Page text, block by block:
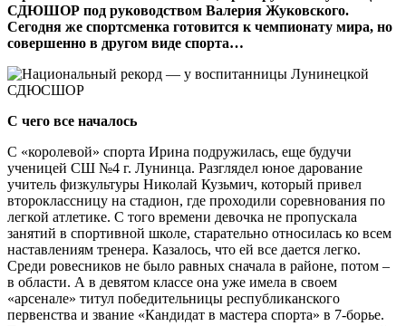
СДЮШОР под руководством Валерия Жуковского.
Сегодня же спортсменка готовится к чемпионату мира, но
совершенно в другом виде спорта…
С чего все началось
С «королевой» спорта Ирина подружилась, еще будучи
ученицей СШ №4 г. Лунинца. Разглядел юное дарование
учитель физкультуры Николай Кузьмич, который привел
второклассницу на стадион, где проходили соревнования по
легкой атлетике. С того времени девочка не пропускала
занятий в спортивной школе, старательно относилась ко всем
наставлениям тренера. Казалось, что ей все дается легко.
Среди ровесников не было равных сначала в районе, потом –
в области. А в девятом классе она уже имела в своем
«арсенале» титул победительницы республиканского
первенства и звание «Кандидат в мастера спорта» в 7-борье.